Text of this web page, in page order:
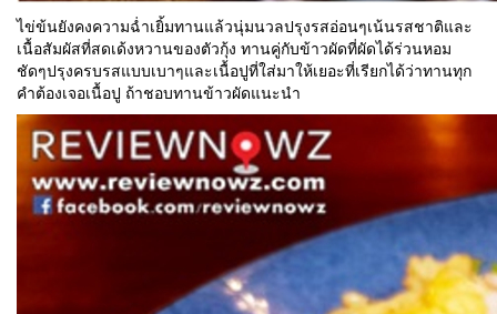
ไข่ข้นยังคงความฉ่ำเยิ้มทานแล้วนุ่มนวลปรุงรสอ่อนๆเน้นรสชาติและ
เนื้อสัมผัสที่สดเด้งหวานของตัวกุ้ง ทานคู่กับข้าวผัดที่ผัดได้ร่วนหอม
ชัดๆปรุงครบรสแบบเบาๆและเนื้อปูที่ใส่มาให้เยอะที่เรียกได้ว่าทานทุก
คำต้องเจอเนื้อปู ถ้าชอบทานข้าวผัดแนะนำ